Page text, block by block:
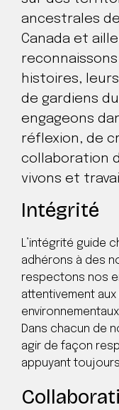
ancestrales
Canada et
histoires,
de gardiens
engageons
réflexion, de
collaboration
vivons et
Intégrité
L’intégrité guide
adhérons à des
respectons nos
attentivement
Dans chacun de
agir de façon
appuyant